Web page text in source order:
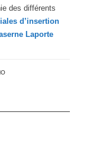
des différents
d’insertion
Laporte